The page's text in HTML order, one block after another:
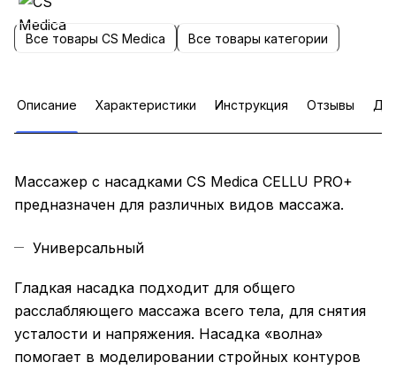
Все товары CS Medica Все товары категории
Описание Характеристики Инструкция Отзывы
Массажер с насадками CS Medica CELLU PRO+
предназначен для различных видов массажа.
Универсальный
Гладкая насадка подходит для общего
расслабляющего массажа всего тела, для снятия
усталости и напряжения. Насадка «волна»
помогает в моделировании стройных контуров